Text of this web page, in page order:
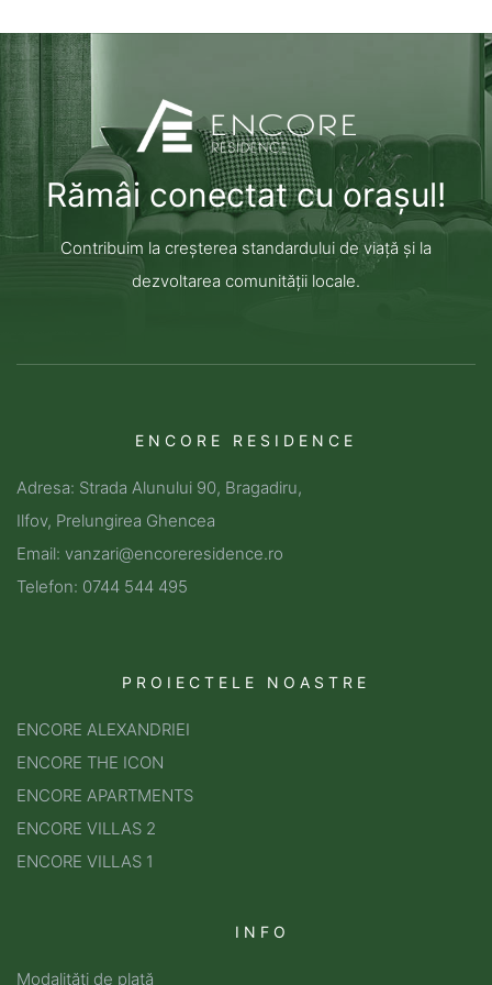
Rămâi conectat cu orașul!
Contribuim la creșterea standardului de viață și la
dezvoltarea comunității locale.
ENCORE RESIDENCE
Adresa: Strada Alunului 90, Bragadiru,
Ilfov, Prelungirea Ghencea
Email: vanzari@encoreresidence.ro
Telefon: 0744 544 495
PROIECTELE NOASTRE
ENCORE ALEXANDRIEI
ENCORE THE ICON
ENCORE APARTMENTS
ENCORE VILLAS 2
ENCORE VILLAS 1
INFO
Modalități de plată